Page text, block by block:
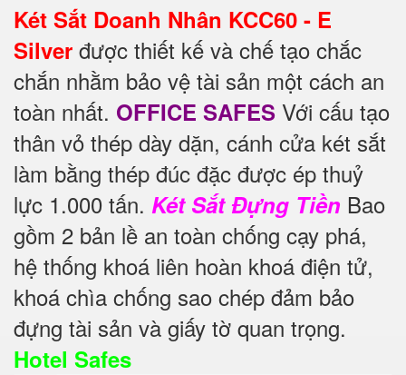
Két Sắt Doanh Nhân KCC60 - E
Silver được thiết kế và chế tạo chắc
chắn nhằm bảo vệ tài sản một cách an
toàn nhất. OFFICE SAFES Với cấu tạo
thân vỏ thép dày dặn, cánh cửa két sắt
làm bằng thép đúc đặc được ép thuỷ
lực 1.000 tấn. Két Sắt Đựng Tiền Bao
gồm 2 bản lề an toàn chống cạy phá,
hệ thống khoá liên hoàn khoá điện tử,
khoá chìa chống sao chép đảm bảo
đựng tài sản và giấy tờ quan trọng.
Hotel Safes